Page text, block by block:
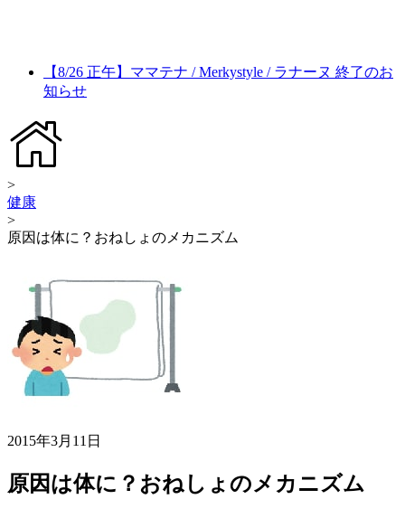
【8/26 正午】ママテナ / Merkystyle / ラナーヌ 終了のお
知らせ
>
健康
>
原因は体に？おねしょのメカニズム
2015年3月11日
原因は体に？おねしょのメカニズム